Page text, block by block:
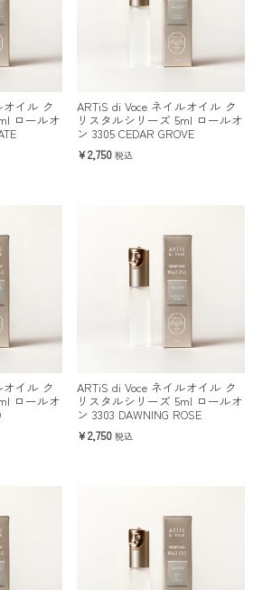
オイル ク
ロールオ
ARTiS di Voce ネイルオイル ク
リスタルシリーズ 5ml ロールオ
ン 3305 CEDAR GROVE
2,750 税込
オイル ク
ロールオ
ARTiS di Voce ネイルオイル ク
リスタルシリーズ 5ml ロールオ
ン 3303 DAWNING ROSE
2,750 税込